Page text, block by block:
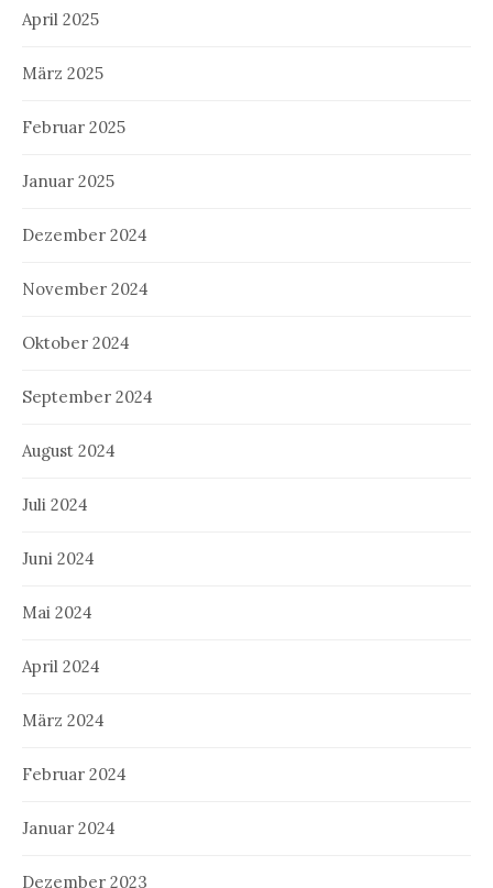
April 2025
März 2025
Februar 2025
Januar 2025
Dezember 2024
November 2024
Oktober 2024
September 2024
August 2024
Juli 2024
Juni 2024
Mai 2024
April 2024
März 2024
Februar 2024
Januar 2024
Dezember 2023